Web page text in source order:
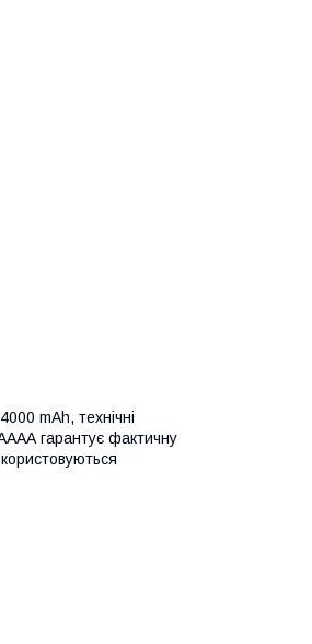
mAh, технічні
АААА гарантує фактичну